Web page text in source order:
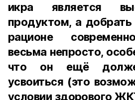
икра является
продуктом, а
рационе
весьма непросто,
что он ещё
усвоиться (это
условии здорового